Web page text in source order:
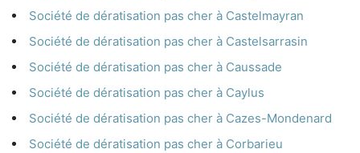
Société de dératisation pas cher à Castelmayran
Société de dératisation pas cher à Castelsarrasin
Société de dératisation pas cher à Caussade
Société de dératisation pas cher à Caylus
Société de dératisation pas cher à Cazes-Mondenard
Société de dératisation pas cher à Corbarieu